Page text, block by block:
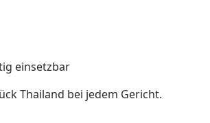
einsetzbar
Thailand bei jedem Gericht.